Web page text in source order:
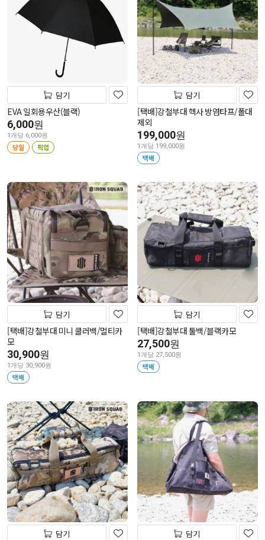
담기
EVA 일회용우산(블랙)
6,000원
1개당 6,000원
당일 픽업
담기
[택배]강철부대 헥사 방염타프/폴대
제외
199,000원
1개당 199,000원
택배
담기
[택배]강철부대 미니 쿨러백/멀티카
모
30,900원
1개당 30,900원
택배
담기
[택배]강철부대 툴백/블랙카모
27,500원
1개당 27,500원
택배
담기 담기